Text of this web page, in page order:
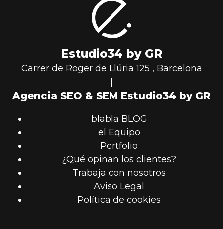
Estudio34 by GR
Carrer de Roger de Llúria 125 , Barcelona
|
Agencia SEO & SEM Estudio34 by GR
blabla BLOG
el Equipo
Portfolio
¿Qué opinan los clientes?
Trabaja con nosotros
Aviso Legal
Política de cookies